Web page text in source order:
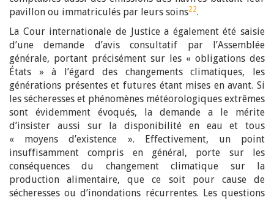
pavillon ou immatriculés par leurs soins22.
La Cour internationale de Justice a également été saisie
d’une demande d’avis consultatif par l’Assemblée
générale, portant précisément sur les « obligations des
États » à l’égard des changements climatiques, les
générations présentes et futures étant mises en avant. Si
les sécheresses et phénomènes météorologiques extrêmes
sont évidemment évoqués, la demande a le mérite
d’insister aussi sur la disponibilité en eau et tous
« moyens d’existence ». Effectivement, un point
insuffisamment compris en général, porte sur les
conséquences du changement climatique sur la
production alimentaire, que ce soit pour cause de
sécheresses ou d’inondations récurrentes. Les questions